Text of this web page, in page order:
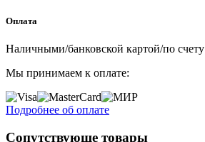
Оплата
Наличными/банковской картой/по счету
Мы принимаем к оплате:
Подробнее об оплате
Сопутствующе товары